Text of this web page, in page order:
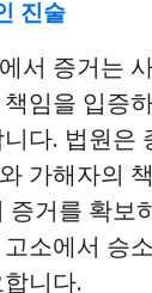
진술
서 증거는
임을 입증
다. 법원은
가해자의
증거를 확보
소에서 승
니다.